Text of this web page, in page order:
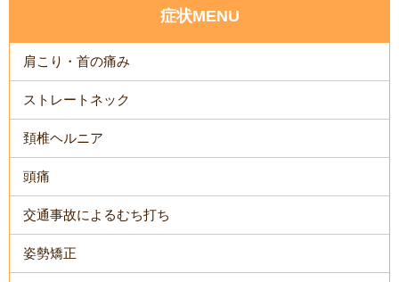
症状MENU
肩こり・首の痛み
ストレートネック
頚椎ヘルニア
頭痛
交通事故によるむち打ち
姿勢矯正